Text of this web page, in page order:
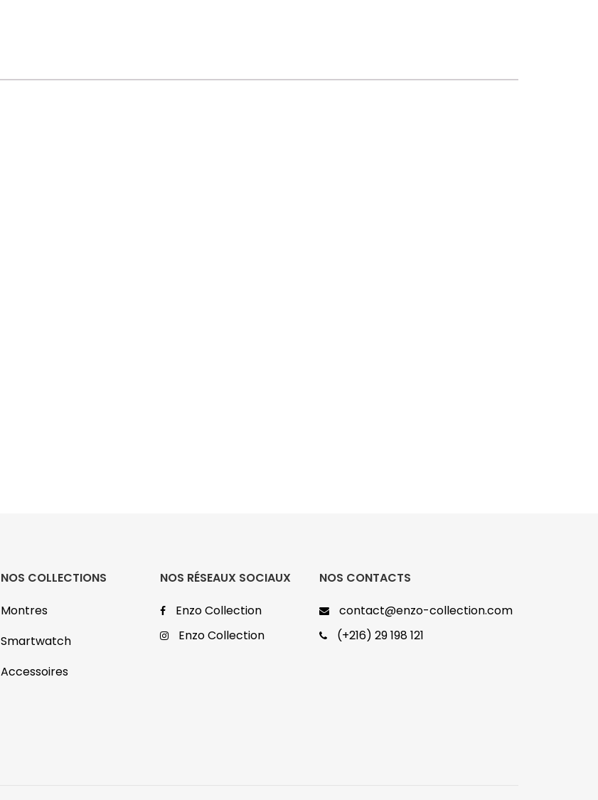
NOS COLLECTIONS
Montres
Smartwatch
Accessoires
NOS RÉSEAUX SOCIAUX
Enzo Collection
Enzo Collection
NOS CONTACTS
contact@enzo-collection.com
(+216) 29 198 121